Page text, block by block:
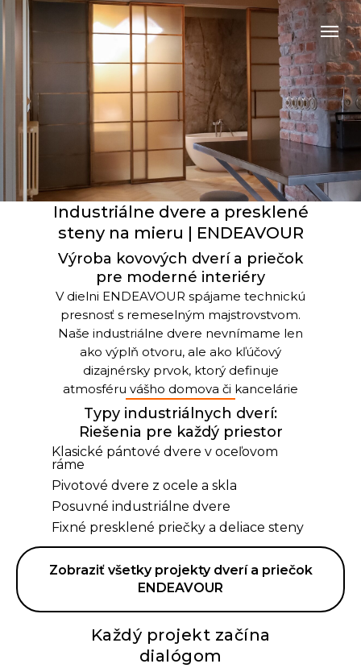
Výroba kovových dverí a priečok
pre moderné interiéry
Industriálne dvere a presklené
steny na mieru | ENDEAVOUR
V dielni ENDEAVOUR spájame technickú
presnosť s remeselným majstrovstvom.
Naše industriálne dvere nevnímame len
ako výplň otvoru, ale ako kľúčový
dizajnérsky prvok, ktorý definuje
atmosféru vášho domova či kancelárie
Typy industriálnych dverí:
Riešenia pre každý priestor
Klasické pántové dvere v oceľovom
ráme
Pivotové dvere z ocele a skla
Posuvné industriálne dvere
Fixné presklené priečky a deliace steny
Zobraziť všetky projekty dverí a priečok
ENDEAVOUR
Každý projekt začína
dialógom